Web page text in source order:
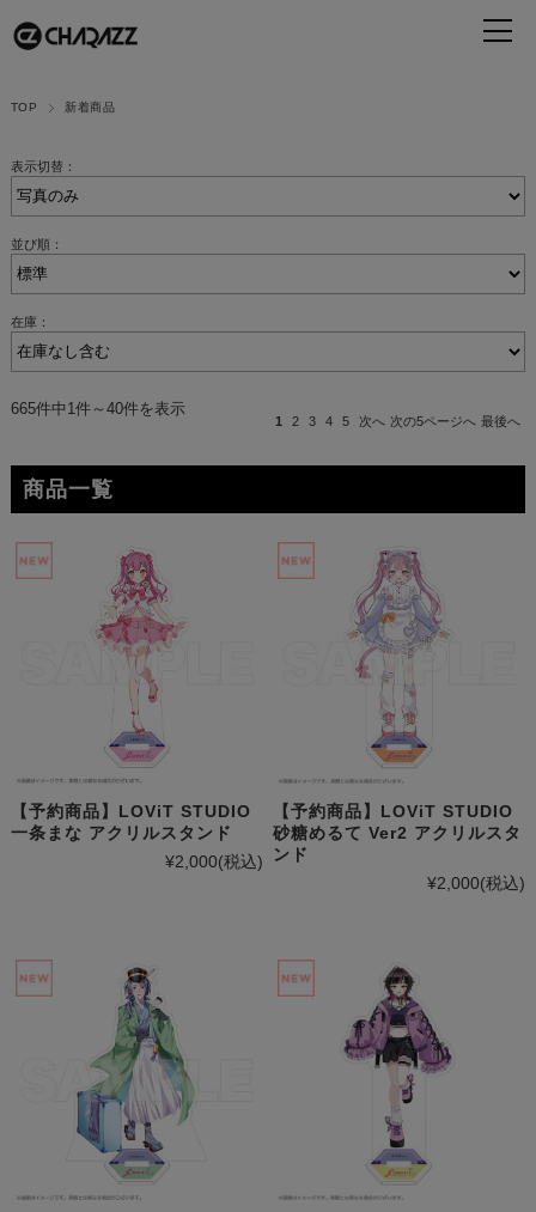
TOP 新着商品
表示切替：
並び順：
在庫：
665件中1件～40件を表示
1 2 3 4 5 次へ 次の5ページへ 最後へ
商品一覧
【予約商品】LOViT STUDIO
一条まな アクリルスタンド
¥2,000(税込)
【予約商品】LOViT STUDIO
砂糖めるて Ver2 アクリルスタ
ンド
¥2,000(税込)